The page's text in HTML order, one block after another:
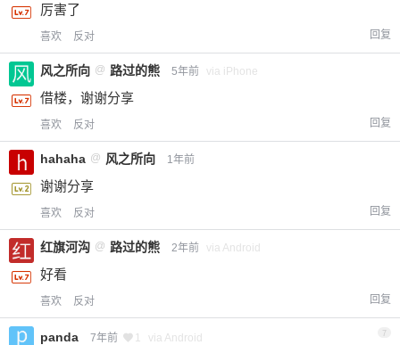
厉害了
喜欢 反对 回复
风之所向 @ 路过的熊 5年前 via iPhone
借楼，谢谢分享
喜欢 反对 回复
hahaha @ 风之所向 1年前
谢谢分享
喜欢 反对 回复
红旗河沟 @ 路过的熊 2年前 via Android
好看
喜欢 反对 回复
panda 7年前 1 via Android 7